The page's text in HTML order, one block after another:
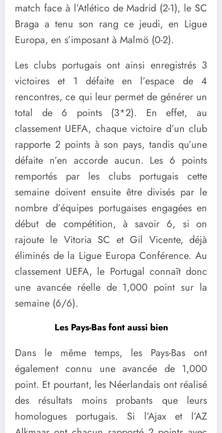
match face à l’Atlético de Madrid (2-1), le SC
Braga a tenu son rang ce jeudi, en Ligue
Europa, en s’imposant à Malmö (0-2).
Les clubs portugais ont ainsi enregistrés 3
victoires et 1 défaite en l’espace de 4
rencontres, ce qui leur permet de générer un
total de 6 points (3*2). En effet, au
classement UEFA, chaque victoire d’un club
rapporte 2 points à son pays, tandis qu’une
défaite n’en accorde aucun. Les 6 points
remportés par les clubs portugais cette
semaine doivent ensuite être divisés par le
nombre d’équipes portugaises engagées en
début de compétition, à savoir 6, si on
rajoute le Vitoria SC et Gil Vicente, déjà
éliminés de la Ligue Europa Conférence. Au
classement UEFA, le Portugal connaît donc
une avancée réelle de 1,000 point sur la
semaine (6/6).
Les Pays-Bas font aussi bien
Dans le même temps, les Pays-Bas ont
également connu une avancée de 1,000
point. Et pourtant, les Néerlandais ont réalisé
des résultats moins probants que leurs
homologues portugais. Si l’Ajax et l’AZ